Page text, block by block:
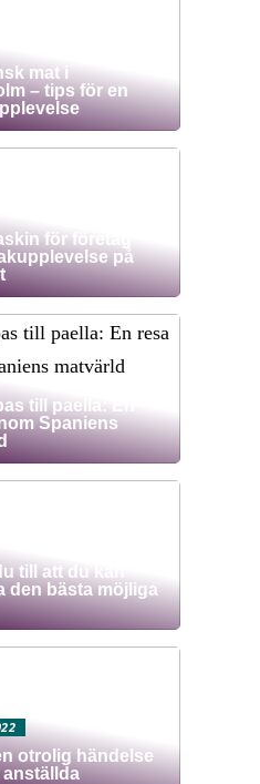
mat i
– tips för en
för företag
på
till paella: En
Spaniens
till att du kan
den bästa möjliga
otrolig händelse